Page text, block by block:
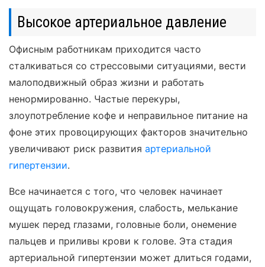
Высокое артериальное давление
Офисным работникам приходится часто
сталкиваться со стрессовыми ситуациями, вести
малоподвижный образ жизни и работать
ненормированно. Частые перекуры,
злоупотребление кофе и неправильное питание на
фоне этих провоцирующих факторов значительно
увеличивают риск развития артериальной
гипертензии.
Все начинается с того, что человек начинает
ощущать головокружения, слабость, мелькание
мушек перед глазами, головные боли, онемение
пальцев и приливы крови к голове. Эта стадия
артериальной гипертензии может длиться годами,